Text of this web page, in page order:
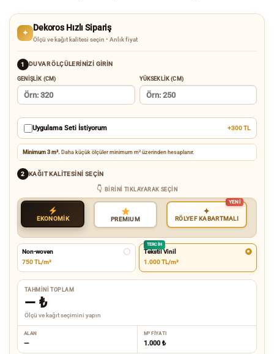
✦
Dekoros Hızlı Sipariş
Ölçü ve kağıt kalitesi seçin • Anlık fiyat
1 DUVAR ÖLÇÜLERINIZI GIRIN
GENIŞLIK (CM) YÜKSEKLIK (CM)
Uygulama Seti İstiyorum +300 TL
Minimum 3 m². Daha küçük ölçüler minimum m² üzerinden hesaplanır.
2 KAĞIT KALITESINI SEÇIN
BIRINI TIKLAYARAK SEÇIN
EKONOMİK PREMIUM
✦
RÖLYEF KABARTMALI
Non-woven
750 TL/m²
TERCIH
Tekstil Vinil
1.000 TL/m²
TAHMINI TOPLAM
— ₺
Ölçü ve kağıt seçimini yapın
ALAN
—
M² FIYATI
1.000 ₺